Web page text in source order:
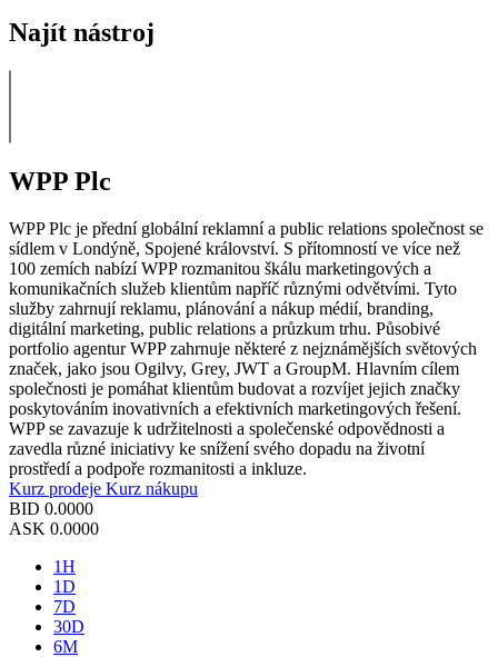
Najít nástroj
WPP Plc
WPP Plc je přední globální reklamní a public relations společnost se
sídlem v Londýně, Spojené království. S přítomností ve více než
100 zemích nabízí WPP rozmanitou škálu marketingových a
komunikačních služeb klientům napříč různými odvětvími. Tyto
služby zahrnují reklamu, plánování a nákup médií, branding,
digitální marketing, public relations a průzkum trhu. Působivé
portfolio agentur WPP zahrnuje některé z nejznámějších světových
značek, jako jsou Ogilvy, Grey, JWT a GroupM. Hlavním cílem
společnosti je pomáhat klientům budovat a rozvíjet jejich značky
poskytováním inovativních a efektivních marketingových řešení.
WPP se zavazuje k udržitelnosti a společenské odpovědnosti a
zavedla různé iniciativy ke snížení svého dopadu na životní
prostředí a podpoře rozmanitosti a inkluze.
Kurz prodeje Kurz nákupu
BID 0.0000
ASK 0.0000
1H
1D
7D
30D
6M